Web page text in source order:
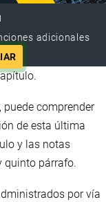
adicionales
puede comprender
de esta última
y las notas
quinto párrafo.
por vía